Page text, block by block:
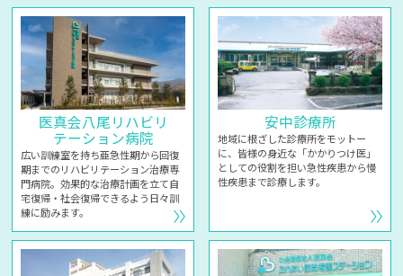
医真会八尾リハビリ
テーション病院
広い訓練室を持ち亜急性期から回復
期までのリハビリテーション治療専
門病院。効果的な治療計画を立て自
宅復帰・社会復帰できるよう日々訓
練に励みます。
安中診療所
地域に根ざした診療所をモットー
に、皆様の身近な「かかりつけ医」
としての役割を担い急性疾患から慢
性疾患まで診療します。